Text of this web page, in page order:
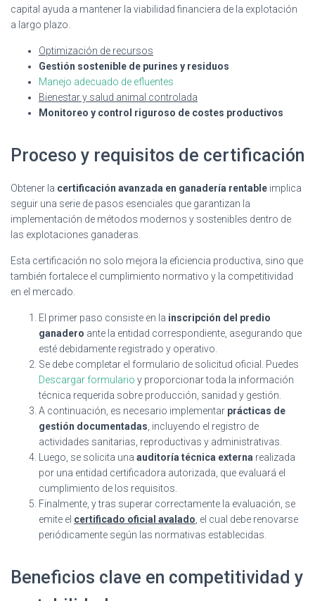
capital ayuda a mantener la viabilidad financiera de la explotación
a largo plazo.
Optimización de recursos
Gestión sostenible de purines y residuos
Manejo adecuado de efluentes
Bienestar y salud animal controlada
Monitoreo y control riguroso de costes productivos
Proceso y requisitos de certificación
Obtener la certificación avanzada en ganadería rentable implica
seguir una serie de pasos esenciales que garantizan la
implementación de métodos modernos y sostenibles dentro de
las explotaciones ganaderas.
Esta certificación no solo mejora la eficiencia productiva, sino que
también fortalece el cumplimiento normativo y la competitividad
en el mercado.
El primer paso consiste en la inscripción del predio
ganadero ante la entidad correspondiente, asegurando que
esté debidamente registrado y operativo.
Se debe completar el formulario de solicitud oficial. Puedes
Descargar formulario y proporcionar toda la información
técnica requerida sobre producción, sanidad y gestión.
A continuación, es necesario implementar prácticas de
gestión documentadas , incluyendo el registro de
actividades sanitarias, reproductivas y administrativas.
Luego, se solicita una auditoría técnica externa realizada
por una entidad certificadora autorizada, que evaluará el
cumplimiento de los requisitos.
Finalmente, y tras superar correctamente la evaluación, se
emite el certificado oficial avalado , el cual debe renovarse
periódicamente según las normativas establecidas.
Beneficios clave en competitividad y